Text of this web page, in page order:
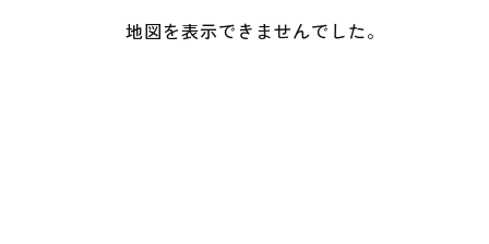
地図を表示できませんでした。